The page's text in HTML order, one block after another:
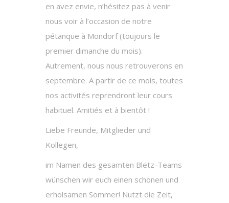
en avez envie, n’hésitez pas à venir
nous voir à l’occasion de notre
pétanque à Mondorf (toujours le
premier dimanche du mois).
Autrement, nous nous retrouverons en
septembre. A partir de ce mois, toutes
nos activités reprendront leur cours
habituel. Amitiés et à bientôt !
Liebe Freunde, Mitglieder und
Kollegen,
im Namen des gesamten Blëtz-Teams
wünschen wir euch einen schönen und
erholsamen Sommer! Nutzt die Zeit,